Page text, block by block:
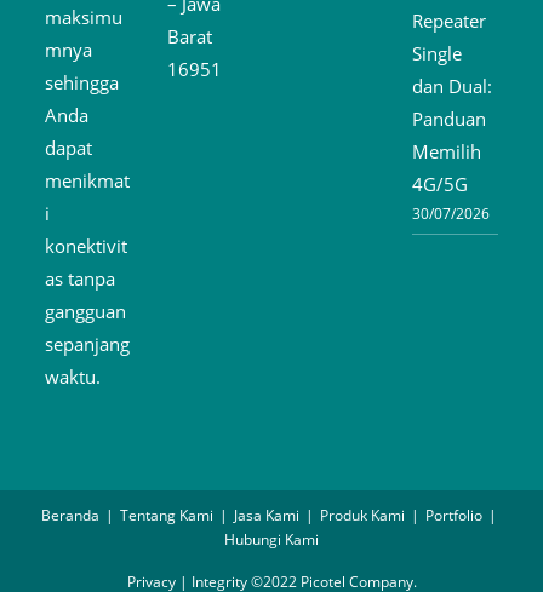
maksimu
mnya
sehingga
Anda
dapat
menikmat
i
konektivit
as tanpa
gangguan
sepanjang
waktu.
Barat
16951
Repeater
Single
dan Dual:
Panduan
Memilih
4G/5G
30/07/2026
Beranda Tentang Kami Jasa Kami Produk Kami
Portfolio
Hubungi Kami
Privacy | Integrity ©2022 Picotel Company.